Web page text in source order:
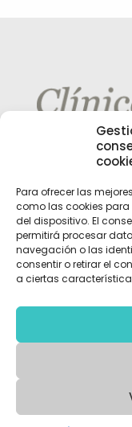
Para ofrecer las
como las cookies
del dispositivo. El
permitirá procesar
navegación o las
consentir o retirar el
a ciertas
© 2026
Web